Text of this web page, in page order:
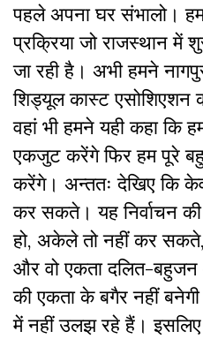
पहले अपना घर संभालो।
प्रक्रिया जो राजस्थान में
जा रही है। अभी हमने
शिड्यूल कास्ट
वहां भी हमने यही कहा कि
एकजुट करेंगे फिर हम पूरे
करेंगे। अन्ततः देखिए कि
कर सकते। यह निर्वाचन
हो, अकेले तो नहीं कर सकते,
और वो एकता दलित-बहुजन
की एकता के बगैर नहीं
में नहीं उलझ रहे हैं।